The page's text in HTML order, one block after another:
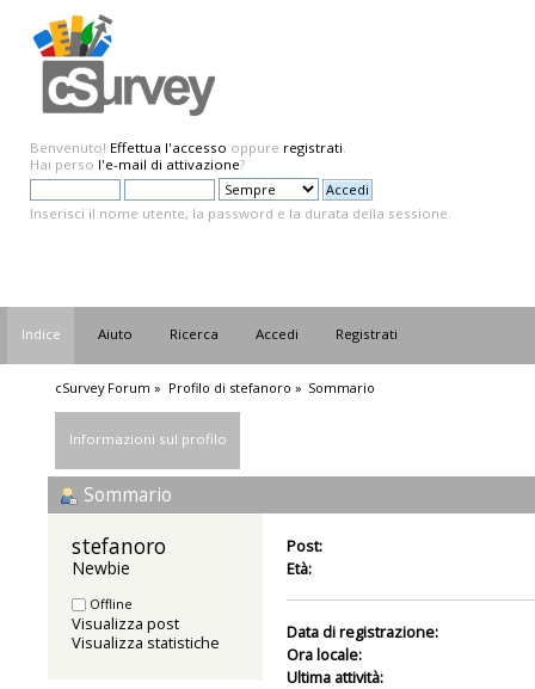
Benvenuto! Effettua l'accesso oppure registrati.
Hai perso l'e-mail di attivazione?
Inserisci il nome utente, la password e la durata della sessione.
Indice Aiuto Ricerca Accedi Registrati
cSurvey Forum » Profilo di stefanoro » Sommario
Informazioni sul profilo
Sommario
stefanoro
Newbie
Offline
Visualizza post
Visualizza statistiche
Post:
Età:
Data di registrazione:
Ora locale:
Ultima attività: